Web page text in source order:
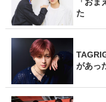
た
があっ